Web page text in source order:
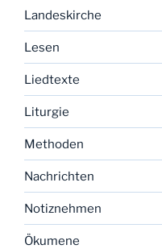
Landeskirche
Lesen
Liedtexte
Liturgie
Methoden
Nachrichten
Notiznehmen
Ökumene